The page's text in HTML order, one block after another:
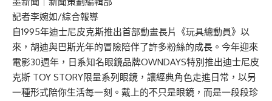
記者李婉如/綜合報導
自1995年迪士尼皮克斯推出首部動畫長片《玩具總動員》以
來，胡迪與巴斯光年的冒險陪伴了許多粉絲的成長。今年迎來
電影30週年，日系知名眼鏡品牌OWNDAYS特別推出迪士尼皮
克斯 TOY STORY限量系列眼鏡，讓經典角色走進日常，以另
一種形式陪你生活每一刻。戴上的不只是眼鏡，而是一段段珍